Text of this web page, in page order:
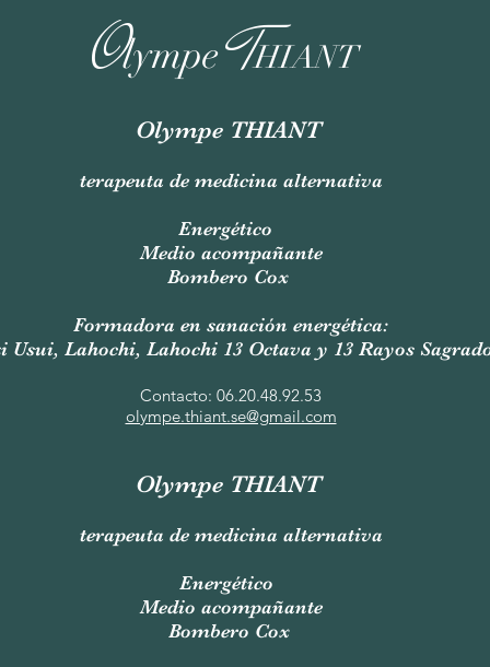
Olympe THIANT
Olympe THIANT
terapeuta de medicina alternativa
Energético
Medio acompañante
Bombero Cox
Formadora en sanación energética:
Usui, Lahochi, Lahochi 13 Octava y 13 Rayos
Contacto: 06.20.48.92.53
olympe.thiant.se@gmail.com
Olympe THIANT
terapeuta de medicina alternativa
Energético
Medio acompañante
Bombero Cox